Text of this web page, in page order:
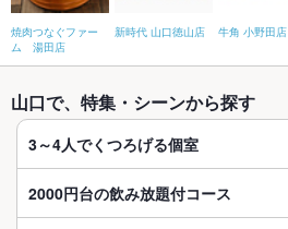
焼肉つなぐファー
ム 湯田店
新時代 山口徳山店 牛角 小野田店
山口で、特集・シーンから探す
3～4人でくつろげる個室
2000円台の飲み放題付コース